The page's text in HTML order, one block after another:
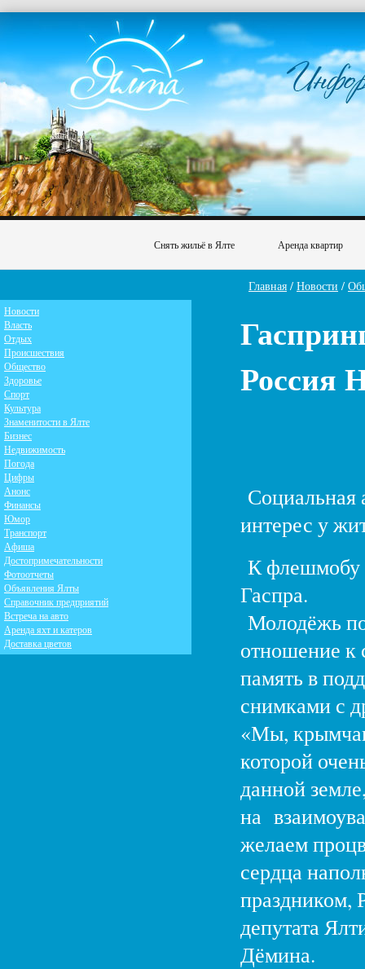
Снять жильё в Ялте Аренда квартир
Главная / Новости /
Россия
Социальная
интерес у
К флешмобу
Гаспра.
Молодёжь
отношение к
память в
снимками с
«Мы,
которой
данной
на
желаем
сердца
праздником,
депутата
Дёмина.
Новости
Власть
Отдых
Происшествия
Общество
Здоровье
Спорт
Культура
Знаменитости в Ялте
Бизнес
Недвижимость
Погода
Цифры
Анонс
Финансы
Юмор
Транспорт
Афиша
Достопримечательности
Фотоотчеты
Объявления Ялты
Справочник предприятий
Встреча на авто
Аренда яхт и катеров
Доставка цветов